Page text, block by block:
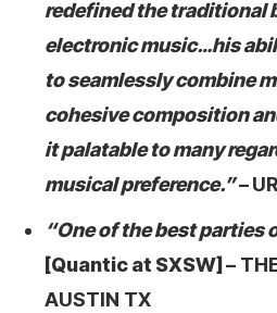
redefined the traditional
electronic music…his
to seamlessly combine
cohesive composition
it palatable to many
musical preference.”–
“One of the best parties
[Quantic at SXSW] –
AUSTIN TX